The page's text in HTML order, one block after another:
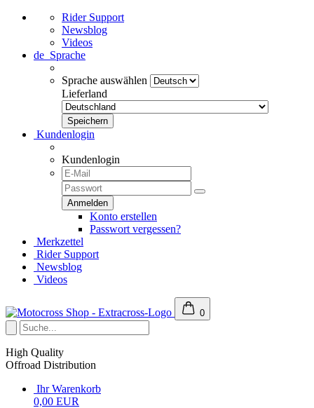
Rider Support
Newsblog
Videos
de Sprache
Sprache auswählen
Lieferland
Kundenlogin
Kundenlogin
Konto erstellen
Passwort vergessen?
Merkzettel
Rider Support
Newsblog
Videos
0
High Quality
Offroad Distribution
Ihr Warenkorb
0,00 EUR